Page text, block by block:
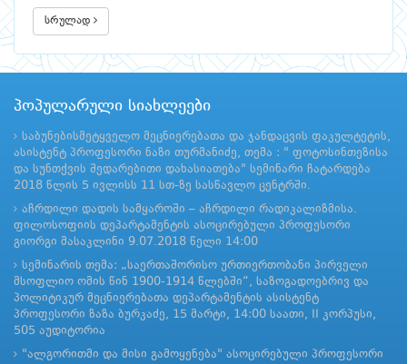
სრულად
პოპულარული სიახლეები
საბუნებისმეტყველო მეცნიერებათა და ჯანდაცვის ფაკულტეტის,
ასისტენტ პროფესორი ნაზი თურმანიძე, თემა : " ფოტოსინთეზისა
და სუნთქვის შედარებითი დახასიათება" სემინარი ჩატარდება
2018 წლის 5 ივლისს 11 სთ-ზე სასწავლო ცენტრში.
აჩრდილი დადის სამყაროში – აჩრდილი რადიკალიზმისა.
ფილოსოფიის დეპარტამენტის ასოცირებული პროფესორი
გიორგი მასაკლინი 9.07.2018 წელი 14:00
სემინარის თემა: „საერთაშორისო ურთიერთობანი პირველი
მსოფლიო ომის წინ 1900-1914 წლებში“, საზოგადოებრივ და
პოლიტიკურ მეცნიერებათა დეპარტამენტის ასისტენტ
პროფესორი ზაზა ბურკაძე, 15 მარტი, 14:00 საათი, II კორპუსი,
505 აუდიტორია
"ალგორითმი და მისი გამოყენება" ასოცირებული პროფესორი